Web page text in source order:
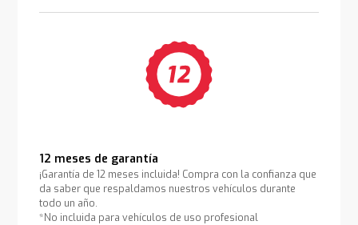
12 meses de garantía
¡Garantía de 12 meses incluida! Compra con la confianza que
da saber que respaldamos nuestros vehículos durante
todo un año.
*No incluida para vehículos de uso profesional